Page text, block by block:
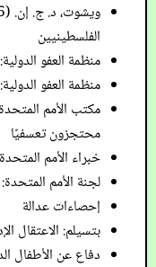
الفلسطينيين
منظمة العفو
منظمة العفو
مكتب الأمم
محتجزون تعسفيًا
خبراء الأمم
لجنة الأمم
إحصاءات عدالة
بتسيلم: الاعتقال
دفاع عن الأطفال